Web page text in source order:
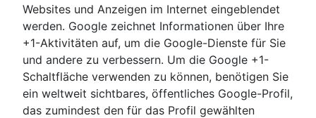
Websites und Anzeigen im Internet eingeblendet
werden. Google zeichnet Informationen über Ihre
+1-Aktivitäten auf, um die Google-Dienste für Sie
und andere zu verbessern. Um die Google +1-
Schaltfläche verwenden zu können, benötigen Sie
ein weltweit sichtbares, öffentliches Google-Profil,
das zumindest den für das Profil gewählten